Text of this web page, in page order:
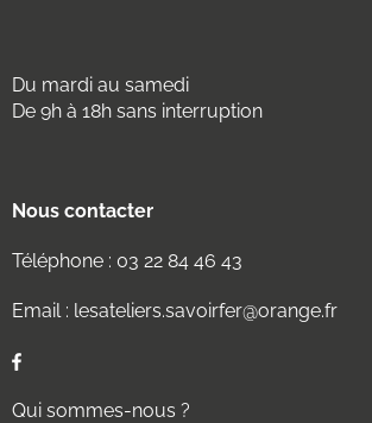
Du mardi au samedi
De 9h à 18h sans interruption
Nous contacter
Téléphone : 03 22 84 46 43
Email : lesateliers.savoirfer@orange.fr
Qui sommes-nous ?